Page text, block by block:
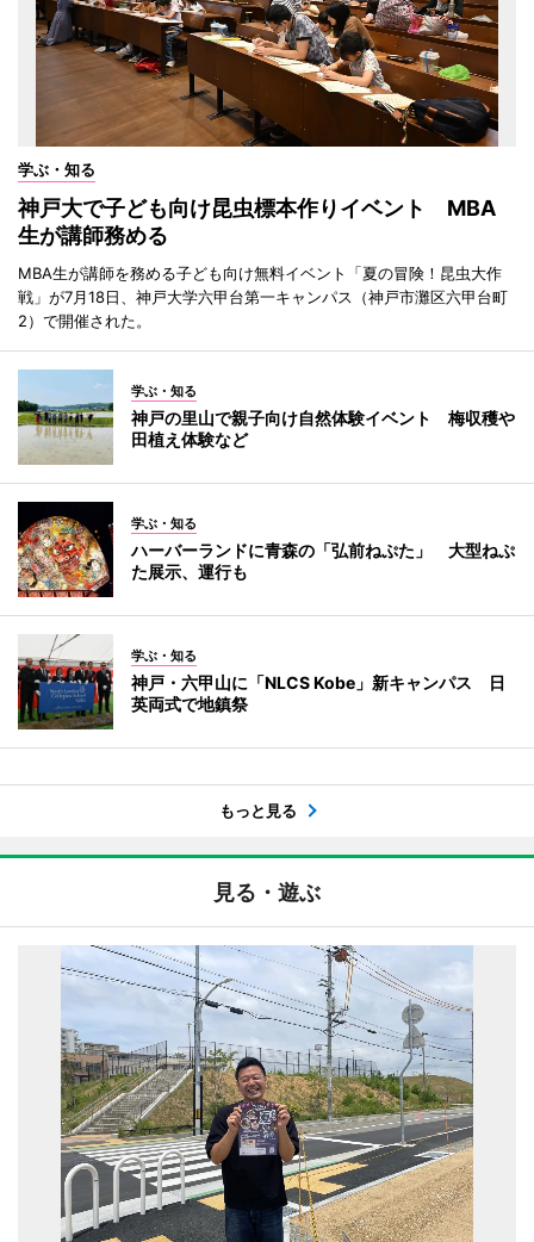
学ぶ・知る
神戸大で子ども向け昆虫標本作りイベント MBA
生が講師務める
MBA生が講師を務める子ども向け無料イベント「夏の冒険！昆虫大作
戦」が7月18日、神戸大学六甲台第一キャンパス（神戸市灘区六甲台町
2）で開催された。
学ぶ・知る
神戸の里山で親子向け自然体験イベント 梅収穫や
田植え体験など
学ぶ・知る
ハーバーランドに青森の「弘前ねぷた」 大型ねぷ
た展示、運行も
学ぶ・知る
神戸・六甲山に「NLCS Kobe」新キャンパス 日
英両式で地鎮祭
もっと見る
見る・遊ぶ